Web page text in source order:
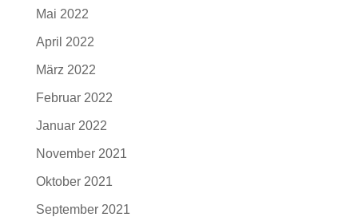
Mai 2022
April 2022
März 2022
Februar 2022
Januar 2022
November 2021
Oktober 2021
September 2021